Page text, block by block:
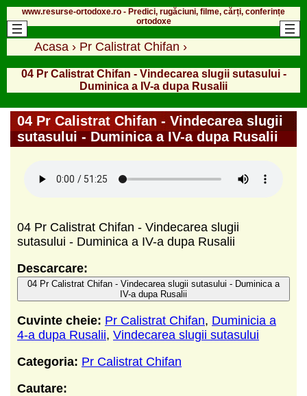
www.resurse-ortodoxe.ro - Predici, rugăciuni, filme, cărți, conferințe
ortodoxe
Acasa › Pr Calistrat Chifan ›
04 Pr Calistrat Chifan - Vindecarea slugii sutasului -
Duminica a IV-a dupa Rusalii
04 Pr Calistrat Chifan - Vindecarea slugii
sutasului - Duminica a IV-a dupa Rusalii
04 Pr Calistrat Chifan - Vindecarea slugii
sutasului - Duminica a IV-a dupa Rusalii
Descarcare:
04 Pr Calistrat Chifan - Vindecarea slugii sutasului - Duminica a
IV-a dupa Rusalii
Cuvinte cheie: Pr Calistrat Chifan, Duminicia a
4-a dupa Rusalii, Vindecarea slugii sutasului
Categoria: Pr Calistrat Chifan
Cautare: